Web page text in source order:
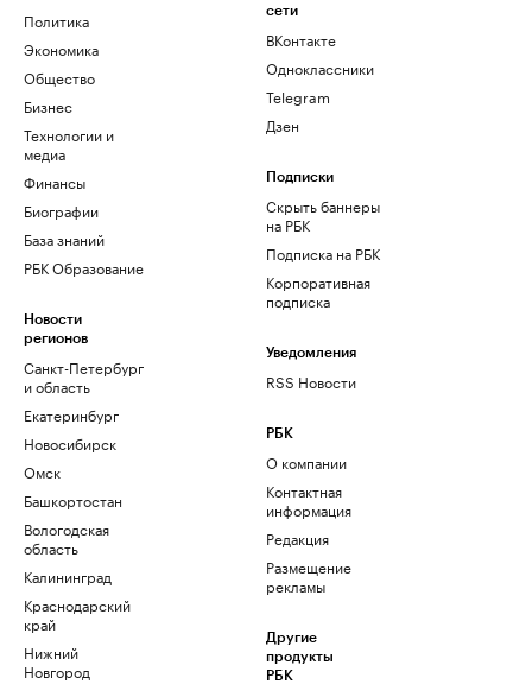
Политика
Экономика
Общество
Бизнес
Технологии и
медиа
Финансы
Биографии
База знаний
РБК Образование
Новости
регионов
Санкт-Петербург
и область
Екатеринбург
Новосибирск
Омск
Башкортостан
Вологодская
область
Калининград
Краснодарский
край
Нижний
Новгород
сети
ВКонтакте
Одноклассники
Telegram
Дзен
Подписки
Скрыть баннеры
на РБК
Подписка на РБК
Корпоративная
подписка
Уведомления
RSS Новости
РБК
О компании
Контактная
информация
Редакция
Размещение
рекламы
Другие
продукты
РБК